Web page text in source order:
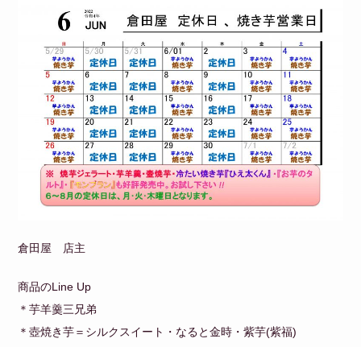
倉田屋 店主
商品のLine Up
＊芋羊羹三兄弟
＊壺焼き芋＝シルクスイート・なると金時・紫芋(紫福)